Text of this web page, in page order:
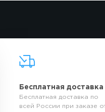
Бесплатная доставка
Бесплатная доставка по
всей России при заказе